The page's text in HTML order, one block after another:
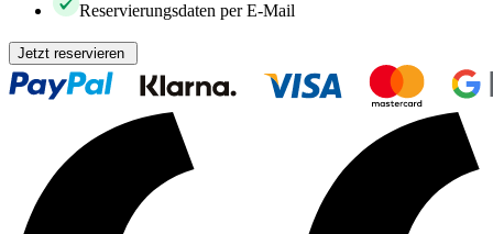
Reservierungsdaten per E-Mail
Jetzt reservieren